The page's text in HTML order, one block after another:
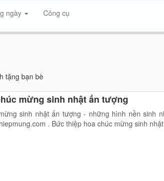
ngày Công cụ
tặng bạn bè
mừng sinh nhật ấn tượng
sinh nhật ấn tượng - những hình nền sinh
. Bức thiệp hoa chúc mừng sinh